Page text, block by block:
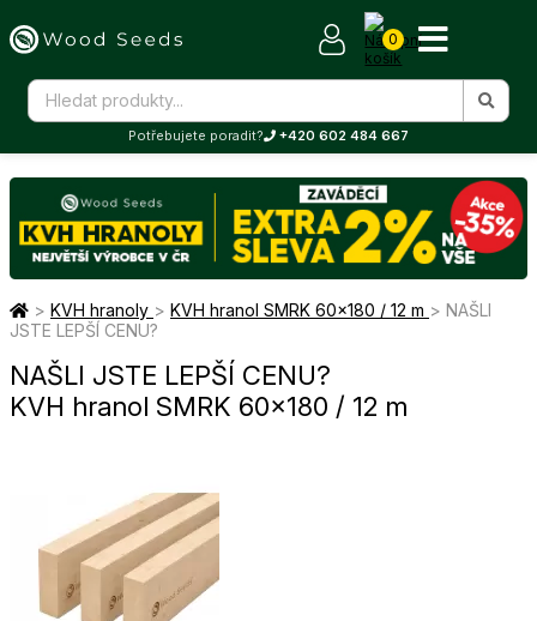
0
Potřebujete poradit? +420 602 484 667
> KVH hranoly > KVH hranol SMRK 60×180 / 12 m > NAŠLI
JSTE LEPŠÍ CENU?
NAŠLI JSTE LEPŠÍ CENU?
KVH hranol SMRK 60×180 / 12 m